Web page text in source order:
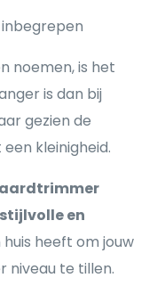
noemen, is het
is dan bij
gezien de
kleinigheid.
en
huis heeft om jouw
niveau te tillen.